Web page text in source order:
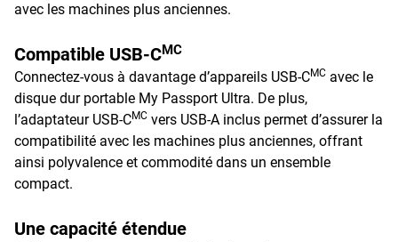
avec les machines plus anciennes.
Compatible USB-CMC
Connectez-vous à davantage d’appareils USB-CMC avec le
disque dur portable My Passport Ultra. De plus,
l’adaptateur USB-CMC vers USB-A inclus permet d’assurer la
compatibilité avec les machines plus anciennes, offrant
ainsi polyvalence et commodité dans un ensemble
compact.
Une capacité étendue